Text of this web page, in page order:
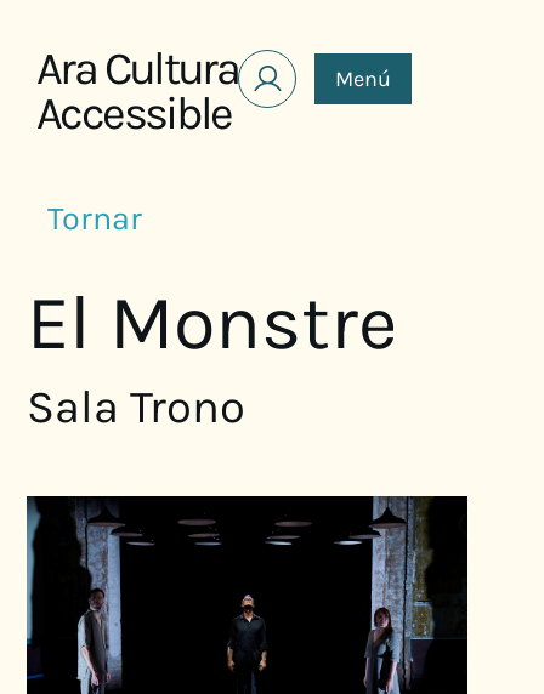
Ara Cultura
Accessible
Menú
Tornar
El Monstre
Sala Trono